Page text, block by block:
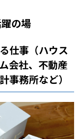
の場
仕事（ハウス
会社、不動産
事務所など）